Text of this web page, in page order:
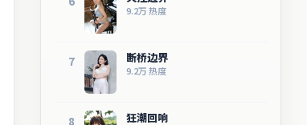
9.2万热度
7 断桥边界
9.2万热度
8 狂潮回响